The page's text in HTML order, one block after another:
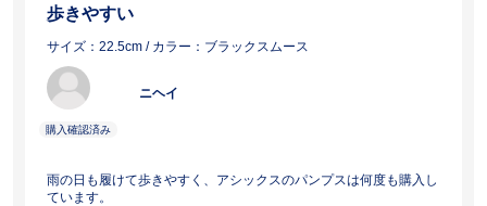
歩きやすい
サイズ：22.5cm / カラー：ブラックスムース
ニヘイ
雨の日も履けて歩きやすく、アシックスのパンプスは何度も購入し
ています。